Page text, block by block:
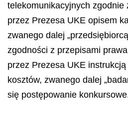
telekomunikacyjnych zgodnie
przez Prezesa UKE opisem
zwanego dalej
zgodności z przepisami
przez Prezesa UKE
kosztów, zwanego dalej
się postępowanie